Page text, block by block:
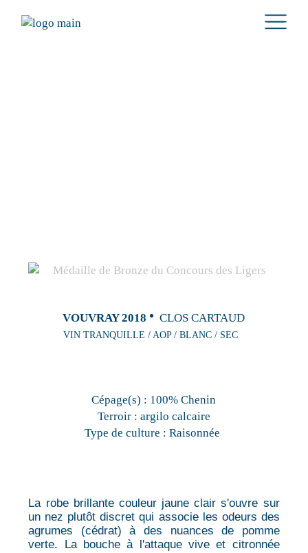
VOUVRAY 2018 CLOS CARTAUD
VIN TRANQUILLE / AOP / BLANC / SEC
Cépage(s) : 100% Chenin
Terroir : argilo calcaire
Type de culture : Raisonnée
La robe brillante couleur jaune clair s'ouvre sur
un nez plutôt discret qui associe les odeurs des
agrumes (cédrat) à des nuances de pomme
verte. La bouche à l'attaque vive et citronnée